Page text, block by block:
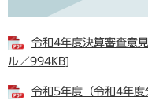
令和4年度決算審査意
ル／994KB]
令和5年度（令和4年